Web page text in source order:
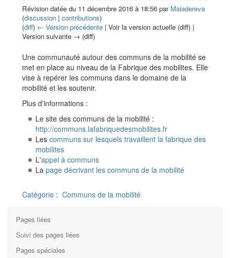
Révision datée du 11 décembre 2016 à 18:56 par Maiadereva
(discussion | contributions)
(diff) ← Version précédente | Voir la version actuelle (diff) |
Version suivante → (diff)
Une communauté autour des communs de la mobilité se
met en place au niveau de la Fabrique des mobilites. Elle
vise à repérer les communs dans le domaine de la
mobilité et les soutenir.
Plus d'informations :
Le site des communs de la mobilité :
http://communs.lafabriquedesmobilites.fr
Les communs sur lesquels travaillent la fabrique des
mobilites
L'appel à communs
La page décrivant les communs de la mobilité
Catégorie : Communs de la mobilité
Pages liées
Suivi des pages liées
Pages spéciales